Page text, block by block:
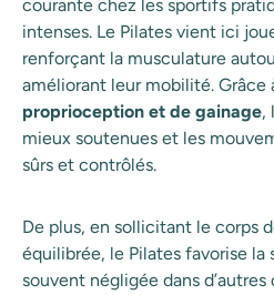
courante chez les sportifs
intenses. Le Pilates vient ici
renforçant la musculature
améliorant leur mobilité. Grâce
proprioception et de gainage,
mieux soutenues et les
sûrs et contrôlés.
De plus, en sollicitant le corps
équilibrée, le Pilates favorise la
souvent négligée dans